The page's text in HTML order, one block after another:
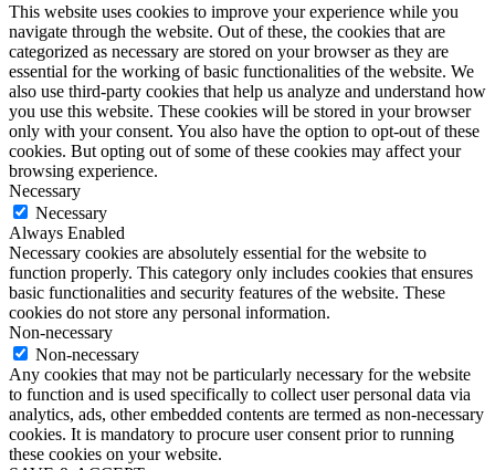
This website uses cookies to improve your experience while you
navigate through the website. Out of these, the cookies that are
categorized as necessary are stored on your browser as they are
essential for the working of basic functionalities of the website. We
also use third-party cookies that help us analyze and understand how
you use this website. These cookies will be stored in your browser
only with your consent. You also have the option to opt-out of these
cookies. But opting out of some of these cookies may affect your
browsing experience.
Necessary
Necessary
Always Enabled
Necessary cookies are absolutely essential for the website to
function properly. This category only includes cookies that ensures
basic functionalities and security features of the website. These
cookies do not store any personal information.
Non-necessary
Non-necessary
Any cookies that may not be particularly necessary for the website
to function and is used specifically to collect user personal data via
analytics, ads, other embedded contents are termed as non-necessary
cookies. It is mandatory to procure user consent prior to running
these cookies on your website.